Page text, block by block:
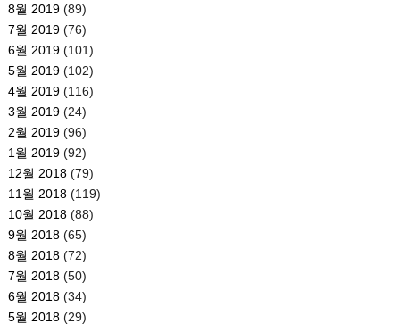
8월 2019(89)
7월 2019(76)
6월 2019(101)
5월 2019(102)
4월 2019(116)
3월 2019(24)
2월 2019(96)
1월 2019(92)
12월 2018(79)
11월 2018(119)
10월 2018(88)
9월 2018(65)
8월 2018(72)
7월 2018(50)
6월 2018(34)
5월 2018(29)